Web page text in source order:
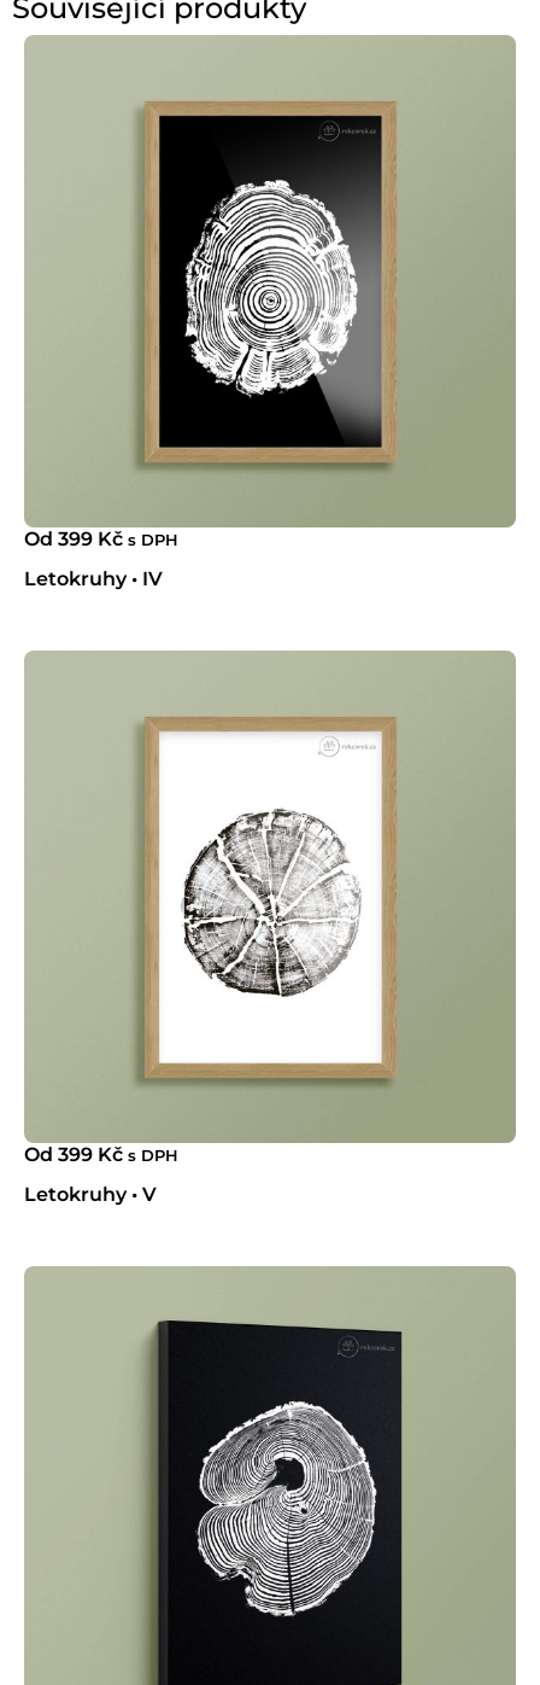
Související produkty
Od 399 Kč s DPH
Letokruhy • IV
Od 399 Kč s DPH
Letokruhy • V